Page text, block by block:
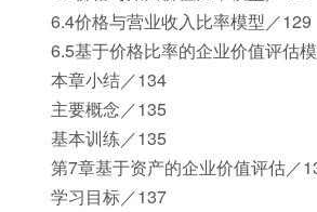
6.4价格与营业收入比率模型／129
6.5基于价格比率的企业价值评估
本章小结／134
主要概念／135
基本训练／135
第7章基于资产的企业价值评估／
学习目标／137